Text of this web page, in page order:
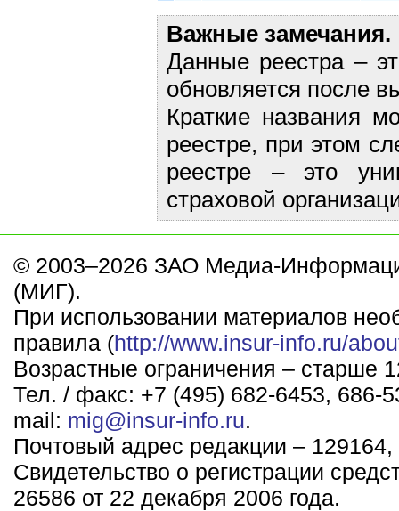
Важные замечания.
Данные реестра –
обновляется после
Краткие названия
реестре, при этом
реестре – это
страховой
© 2003–2026 ЗАО Медиа-
(МИГ).
При использовании материалов
правила (http://www.insur-info.ru/
Возрастные ограничения – старше
Тел. / факс: +7 (495) 682-6453, 686-
mail: mig@insur-info.ru.
Почтовый адрес редакции –
Свидетельство о регистрации
26586 от 22 декабря 2006 года.